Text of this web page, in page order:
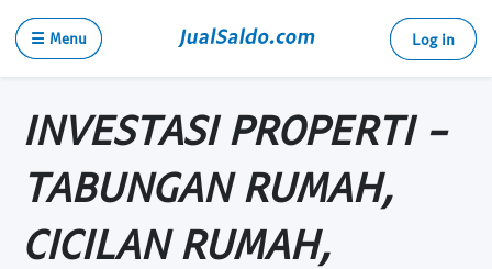
☰ Menu Log in
INVESTASI PROPERTI -
TABUNGAN RUMAH,
CICILAN RUMAH,